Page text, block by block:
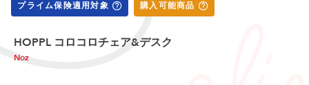
プライム保険適用対象 購入可能商品
HOPPL コロコロチェア&デスク
Noz